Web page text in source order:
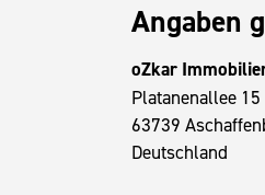
Angaben
oZkar
Platanenallee 15
63739
Deutschland